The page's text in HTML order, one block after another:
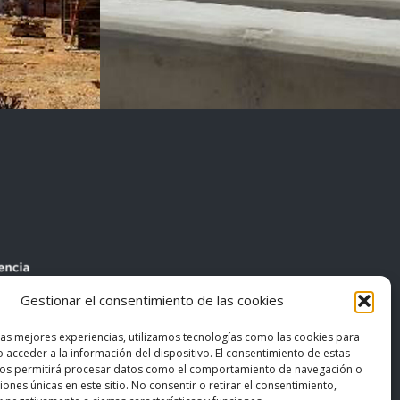
Gestionar el consentimiento de las cookies
mejores experiencias, utilizamos tecnologías como las cookies para
acceder a la información del dispositivo. El consentimiento de estas
permitirá procesar datos como el comportamiento de navegación o
únicas en este sitio. No consentir o retirar el consentimiento,